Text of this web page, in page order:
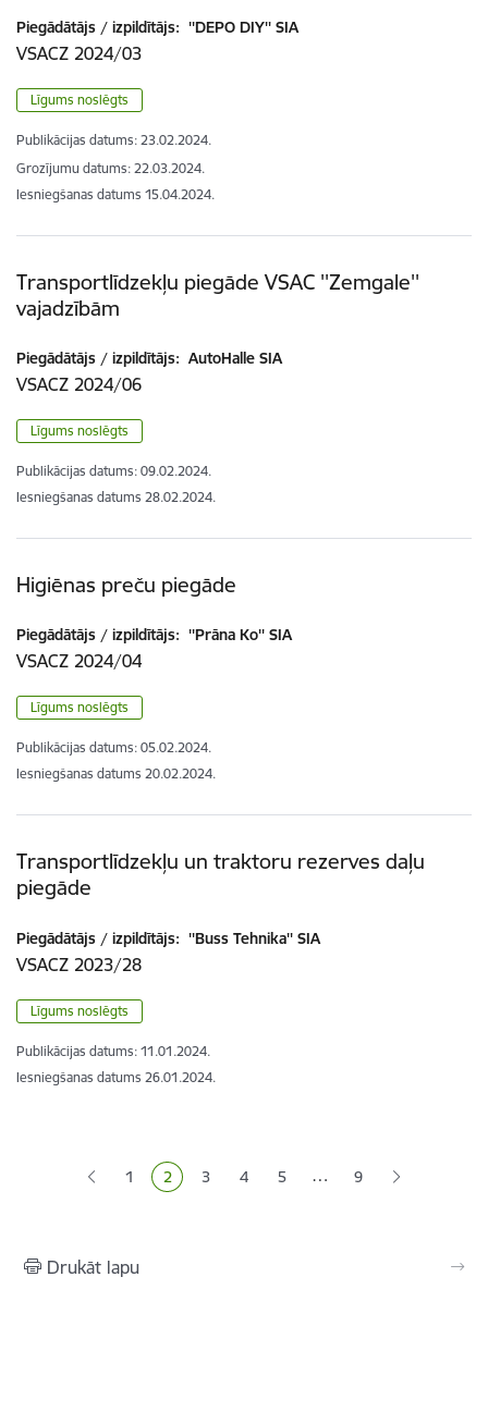
Piegādātājs / izpildītājs: ''DEPO DIY'' SIA
VSACZ 2024/03
Līgums noslēgts
Publikācijas datums: 23.02.2024.
Grozījumu datums: 22.03.2024.
Iesniegšanas datums 15.04.2024.
Transportlīdzekļu piegāde VSAC ''Zemgale''
vajadzībām
Piegādātājs / izpildītājs: AutoHalle SIA
VSACZ 2024/06
Līgums noslēgts
Publikācijas datums: 09.02.2024.
Iesniegšanas datums 28.02.2024.
Higiēnas preču piegāde
Piegādātājs / izpildītājs: ''Prāna Ko'' SIA
VSACZ 2024/04
Līgums noslēgts
Publikācijas datums: 05.02.2024.
Iesniegšanas datums 20.02.2024.
Transportlīdzekļu un traktoru rezerves daļu
piegāde
Piegādātājs / izpildītājs: ''Buss Tehnika'' SIA
VSACZ 2023/28
Līgums noslēgts
Publikācijas datums: 11.01.2024.
Iesniegšanas datums 26.01.2024.
Lapa
1 Pašreizējā lapa
2 Lapa
3 Lapa
4 Lapa
5 … 9
Drukāt lapu